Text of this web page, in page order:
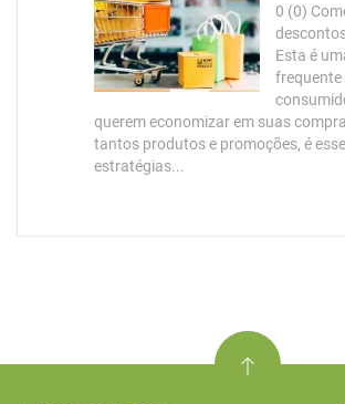
0 (0)
Esta é
frequente
querem economizar em suas
tantos produtos e promoções, é
estratégias...